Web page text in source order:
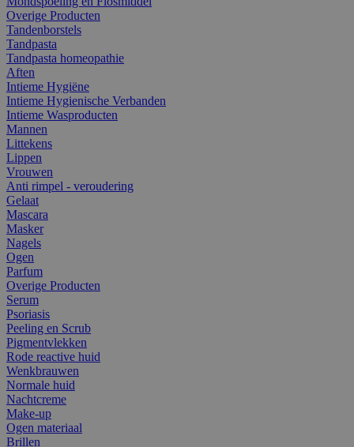
Overige Producten
Tandenborstels
Tandpasta
Tandpasta homeopathie
Aften
Intieme Hygiëne
Intieme Hygienische Verbanden
Intieme Wasproducten
Mannen
Littekens
Lippen
Vrouwen
Anti rimpel - veroudering
Gelaat
Mascara
Masker
Nagels
Ogen
Parfum
Overige Producten
Serum
Psoriasis
Peeling en Scrub
Pigmentvlekken
Rode reactive huid
Wenkbrauwen
Normale huid
Nachtcreme
Make-up
Ogen materiaal
Brillen